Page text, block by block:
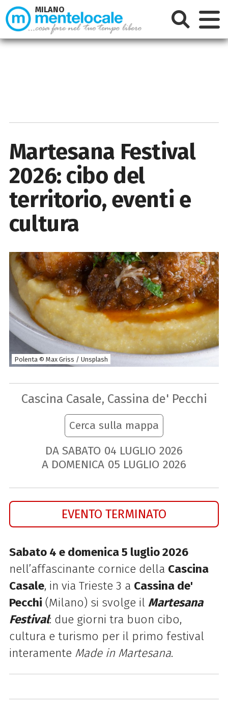
Martesana Festival
2026: cibo del
territorio, eventi e
cultura
Polenta © Max Griss / Unsplash
Cascina Casale, Cassina de' Pecchi
Cerca sulla mappa
DA SABATO 04 LUGLIO 2026
A DOMENICA 05 LUGLIO 2026
EVENTO TERMINATO
Sabato 4 e domenica 5 luglio 2026
nell’affascinante cornice della Cascina
Casale, in via Trieste 3 a Cassina de'
Pecchi (Milano) si svolge il Martesana
Festival: due giorni tra buon cibo,
cultura e turismo per il primo festival
interamente Made in Martesana.
MILANO